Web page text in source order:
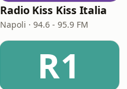
Radio Kiss Kiss Italia
Napoli · 94.6 - 95.9 FM
R1